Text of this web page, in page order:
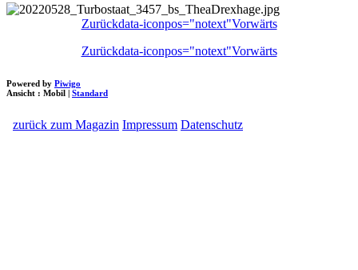
Zurückdata-iconpos="notext"Vorwärts
Zurückdata-iconpos="notext"Vorwärts
Powered by Piwigo
Ansicht : Mobil Standard
zurück zum Magazin Impressum Datenschutz